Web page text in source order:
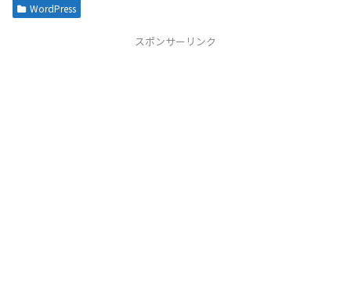
WordPress
スポンサーリンク